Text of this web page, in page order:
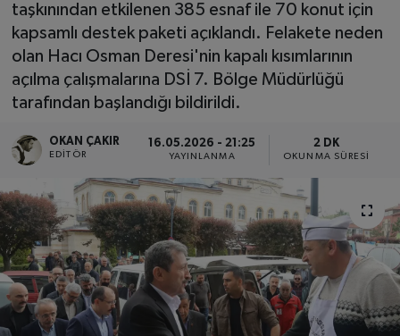
taşkınından etkilenen 385 esnaf ile 70 konut için
kapsamlı destek paketi açıklandı. Felakete neden
olan Hacı Osman Deresi'nin kapalı kısımlarının
açılma çalışmalarına DSİ 7. Bölge Müdürlüğü
tarafından başlandığı bildirildi.
OKAN ÇAKIR
EDITÖR
16.05.2026 - 21:25
YAYINLANMA
2 DK
OKUNMA SÜRESI
EKONOMİ
TEKNOLOJİ
YAŞAM
YEMEK